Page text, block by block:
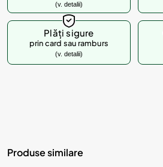
(v. detalii)
Plăți sigure
prin card sau ramburs
(v. detalii)
Produse similare